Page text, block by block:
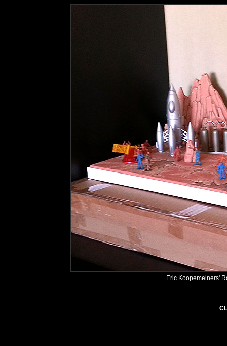
Eric Koopemeiners'